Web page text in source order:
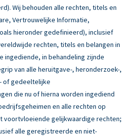
Wij behouden alle rechten, titels en
Vertrouwelijke Informatie,
hieronder gedefinieerd), inclusief
rechten, titels en belangen in
ingediende, in behandeling zijnde
van alle heruitgave-, heronderzoek-,
of gedeeltelijke
die nu of hierna worden ingediend
en alle rechten op
voortvloeiende gelijkwaardige rechten;
alle geregistreerde en niet-